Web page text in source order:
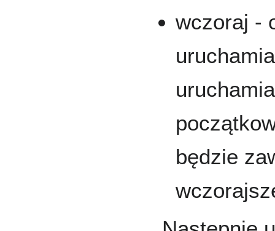
wczoraj -
będzie